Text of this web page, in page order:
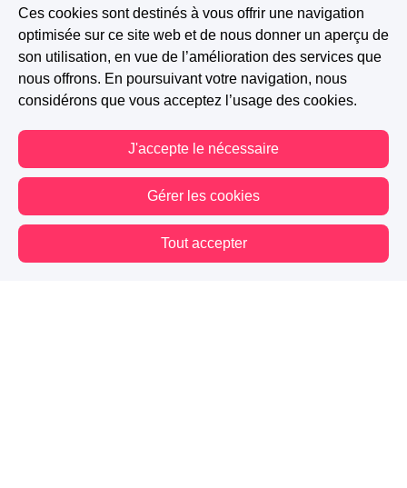
Ces cookies sont destinés à vous offrir une navigation
optimisée sur ce site web et de nous donner un aperçu de
son utilisation, en vue de l’amélioration des services que
nous offrons. En poursuivant votre navigation, nous
considérons que vous acceptez l’usage des cookies.
J'accepte le nécessaire
Gérer les cookies
Tout accepter